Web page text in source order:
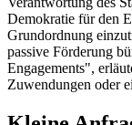
Demokratie für den
Grundordnung
passive Förderung
Engagements",
Zuwendungen oder